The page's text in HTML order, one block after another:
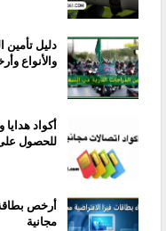
دليل تأمين
والأنواع
للحصول
مجانية